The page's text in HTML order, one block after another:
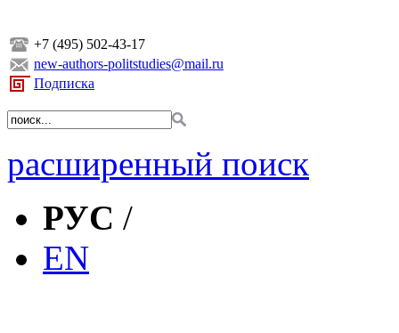
+7 (495) 502-43-17
new-authors-politstudies@mail.ru
Подписка
расширенный поиск
РУС /
EN